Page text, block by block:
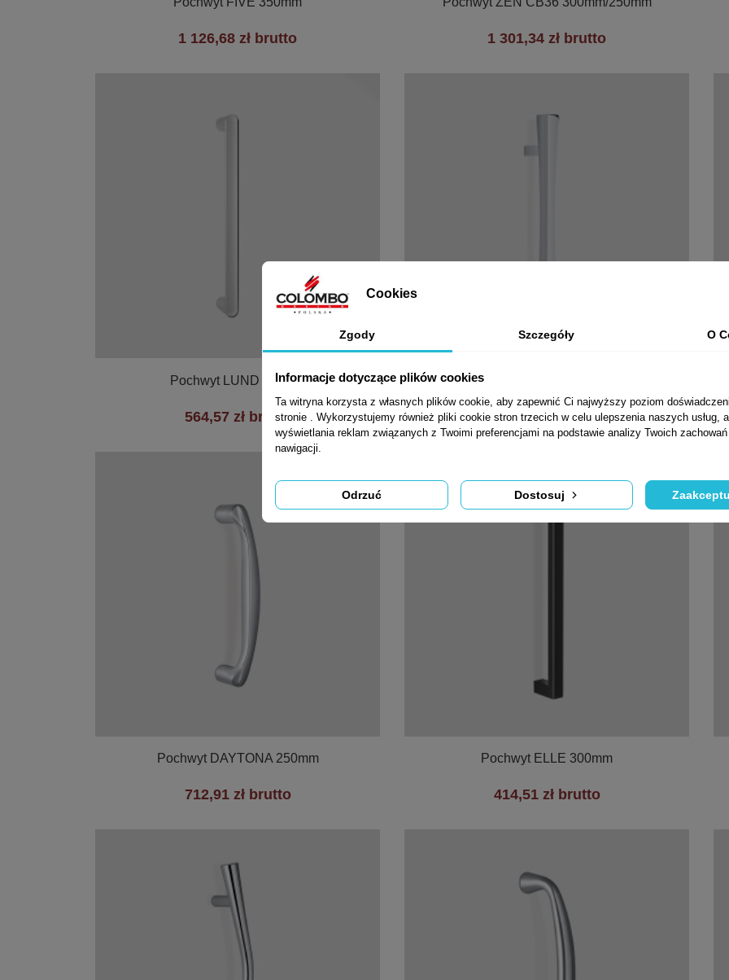
1 126,68 zł brutto 1 301,34 zł brutto
Szybki podgląd
Pochwyt LUND 300mm
564,57 zł brutto
Pochwyt NOA ID16 300mm/250mm
1 431,72 zł brutto
Szybki podgląd
Pochwyt DAYTONA 250mm
712,91 zł brutto
Szybki podgląd
Pochwyt ELLE 300mm
414,51 zł brutto
Cookies
Zgody Szczegóły O
Informacje dotyczące plików cookies
Ta witryna korzysta z własnych plików cookie, aby zapewnić Ci najwyższy poziom
stronie . Wykorzystujemy również pliki cookie stron trzecich w celu ulepszenia naszych usług,
wyświetlania reklam związanych z Twoimi preferencjami na podstawie analizy Twoich
nawigacji.
Odrzuć Dostosuj